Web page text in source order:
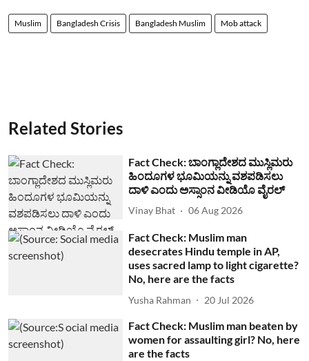
Muslim Bangladesh Crisis Bangladesh Muslim Mob attack
Related Stories
Fact Check: ಬಾಂಗ್ಲಾದೇಶದ ಮುಸ್ಲಿಮರು
ಹಿಂದೂಗಳ ಭೂಮಿಯನ್ನು ವಶಪಡಿಸಲು
ದಾಳಿ ಎಂದು ಅಸ್ಸಾಂನ ವೀಡಿಯೊ ವೈರಲ್
Vinay Bhat 06 Aug 2026
Fact Check: Muslim man
desecrates Hindu temple in AP,
uses sacred lamp to light cigarette?
No, here are the facts
Yusha Rahman 20 Jul 2026
Fact Check: Muslim man beaten by
women for assaulting girl? No, here
are the facts